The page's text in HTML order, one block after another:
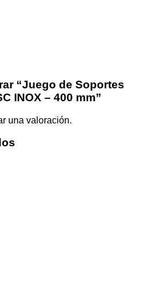
“Juego de Soportes
INOX – 400 mm”
una valoración.